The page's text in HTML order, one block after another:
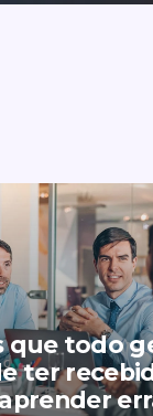
que todo
ter